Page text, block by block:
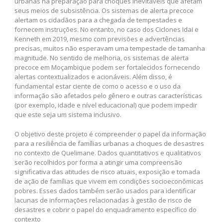
seus meios de subsistência. Os sistemas de alerta precoce
alertam os cidadãos para a chegada de tempestades e
fornecem instruções. No entanto, no caso dos Ciclones Idai e
Kenneth em 2019, mesmo com previsões e advertências
precisas, muitos não esperavam uma tempestade de tamanha
magnitude. No sentido de melhoria, os sistemas de alerta
precoce em Moçambique podem ser fortalecidos fornecendo
alertas contextualizados e acionáveis. Além disso, é
fundamental estar ciente de como o acesso e o uso da
informação são afetados pelo gênero e outras características
(por exemplo, idade e nível educacional) que podem impedir
que este seja um sistema inclusivo.
O objetivo deste projeto é compreender o papel da informação
para a resiliência de famílias urbanas a choques de desastres
no contexto de Quelimane. Dados quantitativos e qualitativos
serão recolhidos por forma a atingir uma compreensão
significativa das atitudes de risco atuais, exposição e tomada
de ação de famílias que vivem em condições socioeconômicas
pobres. Esses dados também serão usados para identificar
lacunas de informações relacionadas à gestão de risco de
desastres e cobrir o papel do enquadramento específico do
contexto